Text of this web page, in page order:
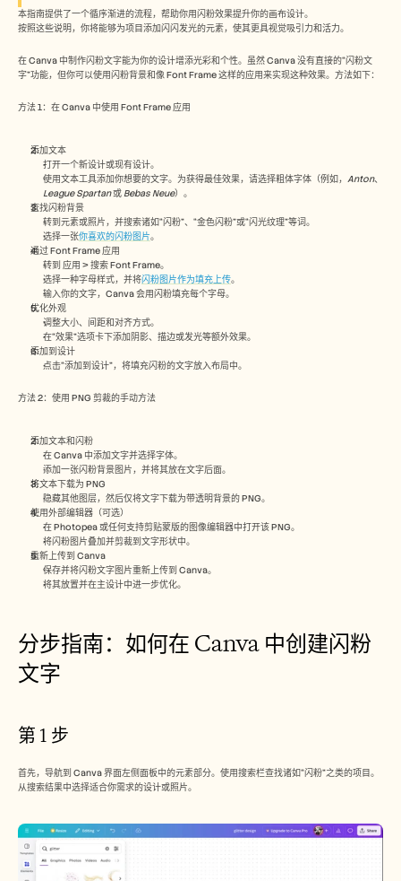
本指南提供了一个循序渐进的流程，帮助你用闪粉效果提升你的画布设计。
按照这些说明，你将能够为项目添加闪闪发光的元素，使其更具视觉吸引力和活力。
在 Canva 中制作闪粉文字能为你的设计增添光彩和个性。虽然 Canva 没有直接的“闪粉文
字”功能，但你可以使用闪粉背景和像 Font Frame 这样的应用来实现这种效果。方法如下：
方法 1：在 Canva 中使用 Font Frame 应用
添加文本
打开一个新设计或现有设计。
使用文本工具添加你想要的文字。为获得最佳效果，请选择粗体字体（例如， Anton、
League Spartan 或 Bebas Neue）。
查找闪粉背景
转到元素或照片，并搜索诸如“闪粉”、“金色闪粉”或“闪光纹理”等词。
选择一张你喜欢的闪粉图片。
通过 Font Frame 应用
转到 应用 > 搜索 Font Frame。
选择一种字母样式，并将闪粉图片作为填充上传。
输入你的文字，Canva 会用闪粉填充每个字母。
优化外观
调整大小、间距和对齐方式。
在“效果”选项卡下添加阴影、描边或发光等额外效果。
添加到设计
点击“添加到设计”，将填充闪粉的文字放入布局中。
方法 2：使用 PNG 剪裁的手动方法
添加文本和闪粉
在 Canva 中添加文字并选择字体。
添加一张闪粉背景图片，并将其放在文字后面。
将文本下载为 PNG
隐藏其他图层，然后仅将文字下载为带透明背景的 PNG。
使用外部编辑器（可选）
在 Photopea 或任何支持剪贴蒙版的图像编辑器中打开该 PNG。
将闪粉图片叠加并剪裁到文字形状中。
重新上传到 Canva
保存并将闪粉文字图片重新上传到 Canva。
将其放置并在主设计中进一步优化。
分步指南：如何在 Canva 中创建闪粉
文字
第 1 步
首先，导航到 Canva 界面左侧面板中的元素部分。使用搜索栏查找诸如“闪粉”之类的项目。
从搜索结果中选择适合你需求的设计或照片。
客户故事
帮助中心
定价
Partner Program
用例
销售赋能
售前
客户成功
See more
开始免费试用